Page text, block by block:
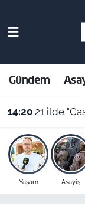
Gündem
14:20 21 ilde
Yaşam Asayiş
Asayiş
Ekonomi
Dünya
Bölge
Malatya
Malatya
Malatya
Malatya
Süper Lig